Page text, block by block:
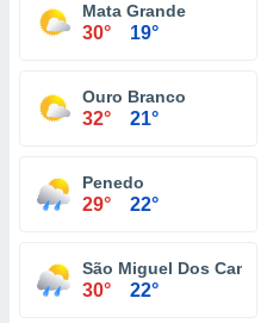
Mata Grande
30° 19°
Ouro Branco
32° 21°
Penedo
29° 22°
São Miguel Dos
30° 22°